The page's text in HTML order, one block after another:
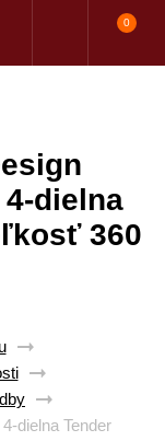
0
dielna
360
dielna Tender